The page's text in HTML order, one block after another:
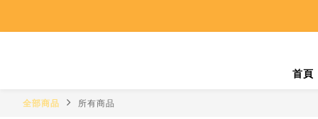
首頁
全部商品 所有商品